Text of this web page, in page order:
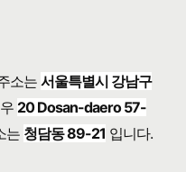
소는서울특별시 강남구
20 Dosan-daero 57-
는 청담동 89-21 입니다.